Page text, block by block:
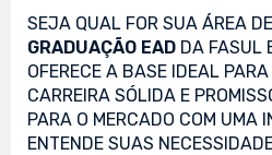
SEJA QUAL FOR SUA ÁREA
GRADUAÇÃO EAD DA FASUL
OFERECE A BASE IDEAL
CARREIRA SÓLIDA E
PARA O MERCADO COM UMA
ENTENDE SUAS